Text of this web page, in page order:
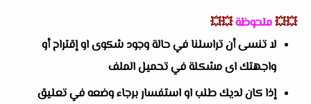
💥💥ملحوظة💥💥
لا تنسى أن تراسلنا في حالة وجود شكوى او إقتراح أو
واجهتك اى مشكلة في تحميل الملف
إذا كان لديك طلب او استفسار برجاء وضعه في تعليق